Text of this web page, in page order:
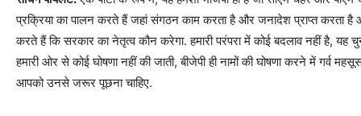
प्रक्रिया का पालन करते हैं जहां संगठन काम करता है और जनादेश प्राप्त करता है
करते हैं कि सरकार का नेतृत्व कौन करेगा. हमारी परंपरा में कोई बदलाव नहीं है, यह
हमारी ओर से कोई घोषणा नहीं की जाती, बीजेपी ही नामों की घोषणा करने में गर्व
आपको उनसे जरूर पूछना चाहिए.